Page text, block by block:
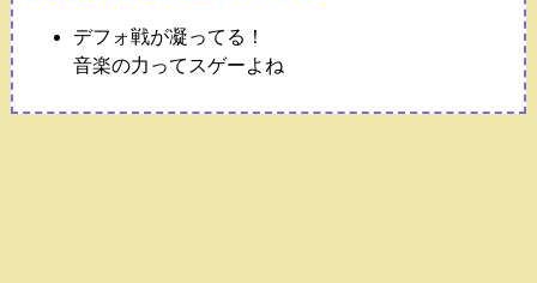
デフォ戦が凝ってる！
音楽の力ってスゲーよね